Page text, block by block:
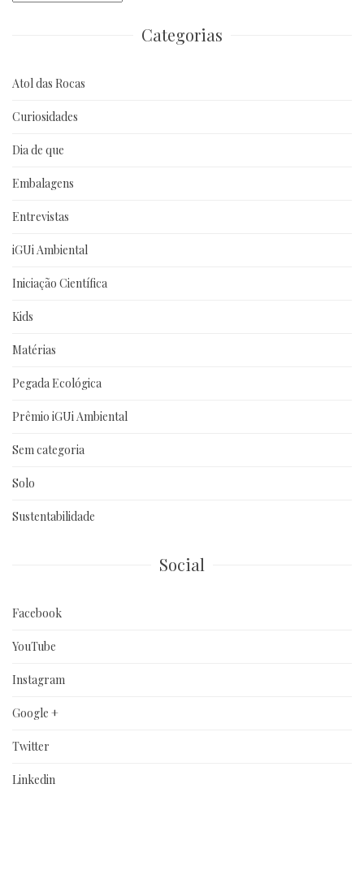
Categorias
Atol das Rocas
Curiosidades
Dia de que
Embalagens
Entrevistas
iGUi Ambiental
Iniciação Científica
Kids
Matérias
Pegada Ecológica
Prêmio iGUi Ambiental
Sem categoria
Solo
Sustentabilidade
Social
Facebook
YouTube
Instagram
Google +
Twitter
Linkedin